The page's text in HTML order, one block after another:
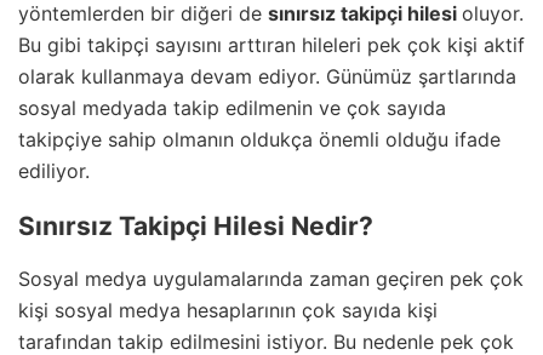
yöntemlerden bir diğeri de sınırsız takipçi hilesi oluyor.
Bu gibi takipçi sayısını arttıran hileleri pek çok kişi aktif
olarak kullanmaya devam ediyor. Günümüz şartlarında
sosyal medyada takip edilmenin ve çok sayıda
takipçiye sahip olmanın oldukça önemli olduğu ifade
ediliyor.
Sınırsız Takipçi Hilesi Nedir?
Sosyal medya uygulamalarında zaman geçiren pek çok
kişi sosyal medya hesaplarının çok sayıda kişi
tarafından takip edilmesini istiyor. Bu nedenle pek çok